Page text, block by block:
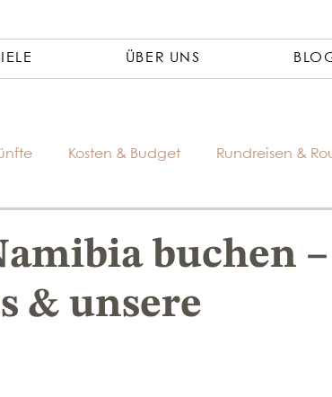
ÜBER UNS
Kosten & Budget Rundreisen &
buchen –
& unsere